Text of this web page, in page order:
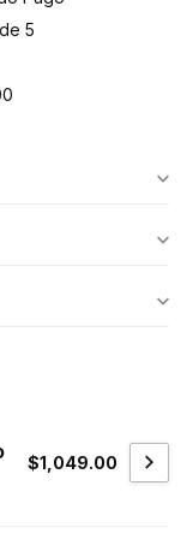
5
$1,049.00